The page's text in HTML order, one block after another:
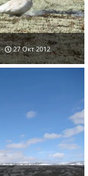
27 Окт 2012